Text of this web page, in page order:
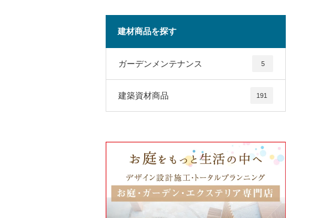
建材商品を探す
ガーデンメンテナンス 5
建築資材商品 191